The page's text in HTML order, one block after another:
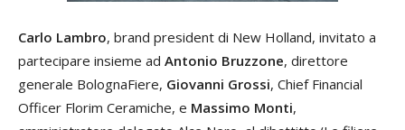
Carlo Lambro, brand president di New Holland, invitato a
partecipare insieme ad Antonio Bruzzone, direttore
generale BolognaFiere, Giovanni Grossi, Chief Financial
Officer Florim Ceramiche, e Massimo Monti,